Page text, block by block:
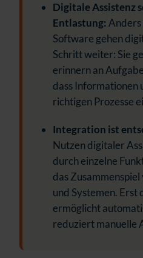
Digitale Assistenz
Entlastung: Anders
Software gehen
Schritt weiter: Sie
erinnern an
dass Informationen
richtigen Prozesse
Integration ist
Nutzen digitaler
durch einzelne
das
und Systemen.
ermöglicht
reduziert manuelle